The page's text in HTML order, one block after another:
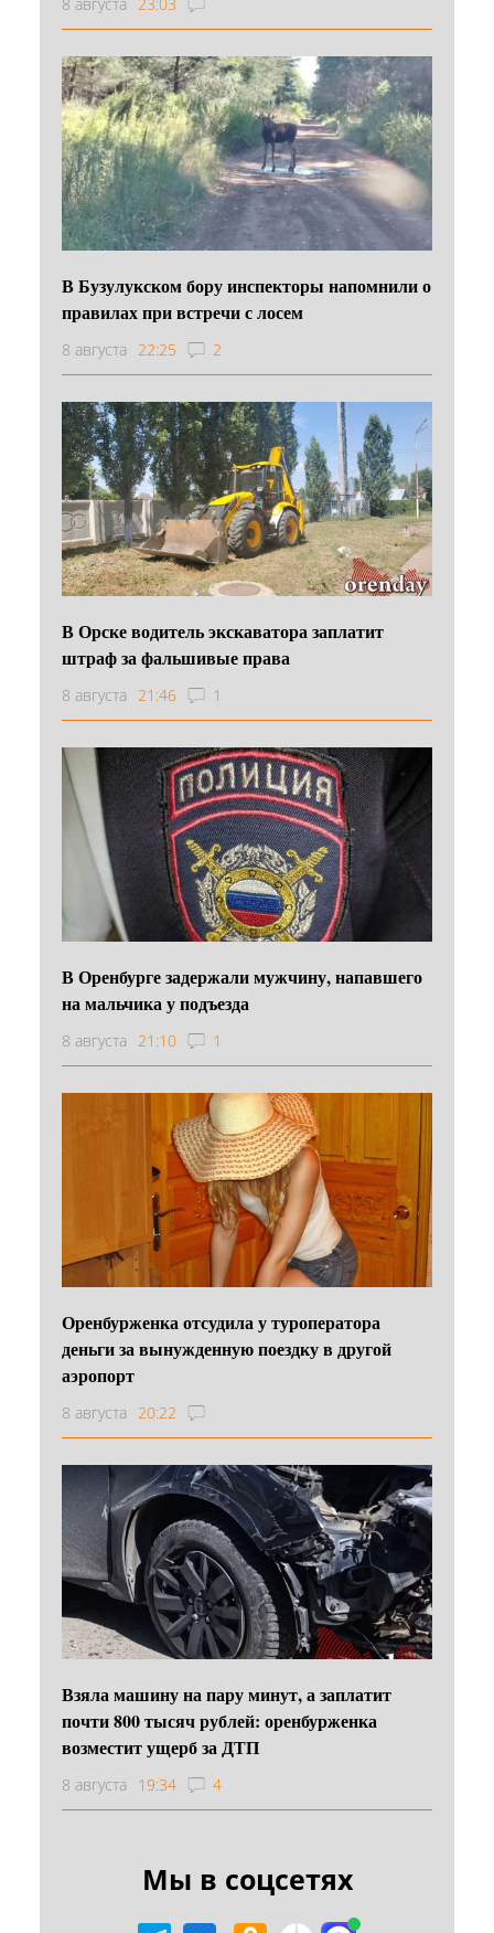
В Бузулукском бору инспекторы напомнили о
правилах при встречи с лосем
8 августа 22:25 2
В Орске водитель экскаватора заплатит
штраф за фальшивые права
8 августа 21:46 1
В Оренбурге задержали мужчину, напавшего
на мальчика у подъезда
8 августа 21:10 1
Оренбурженка отсудила у туроператора
деньги за вынужденную поездку в другой
аэропорт
8 августа 20:22
Взяла машину на пару минут, а заплатит
почти 800 тысяч рублей: оренбурженка
возместит ущерб за ДТП
8 августа 19:34 4
Мы в соцсетях